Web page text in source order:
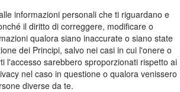
informazioni personali che ti riguardano e
il diritto di correggere, modificare o
qualora siano inaccurate o siano state
dei Principi, salvo nei casi in cui l'onere o
l'accesso sarebbero sproporzionati rispetto ai
nel caso in questione o qualora venissero
diverse da te.